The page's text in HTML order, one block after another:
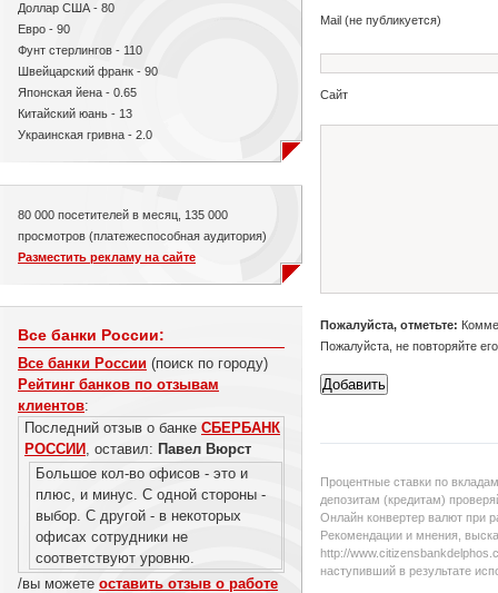
Доллар США - 80
Евро - 90
Фунт стерлингов - 110
Швейцарский франк - 90
Японская йена - 0.65
Китайский юань - 13
Украинская гривна - 2.0
80 000 посетителей в месяц, 135 000
просмотров (платежеспособная аудитория)
Разместить рекламу на сайте
Все банки России:
Все банки России (поиск по городу)
Рейтинг банков по отзывам
клиентов:
Последний отзыв о банке СБЕРБАНК
РОССИИ , оставил: Павел Вюрст
Большое кол-во офисов - это и
плюс, и минус. С одной стороны -
выбор. С другой - в некоторых
офисах сотрудники не
соответствуют уровню.
/вы можете оставить отзыв о работе
Mail (не публикуется)
Сайт
Пожалуйста, отметьте:
Пожалуйста, не повторяйте
Процентные ставки по
депозитам (кредитам)
Онлайн конвертер валют при
Рекомендации и мнения,
http://
наступивший в результате